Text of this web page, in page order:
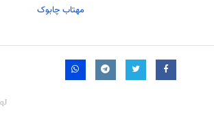
مهتاب چابوک